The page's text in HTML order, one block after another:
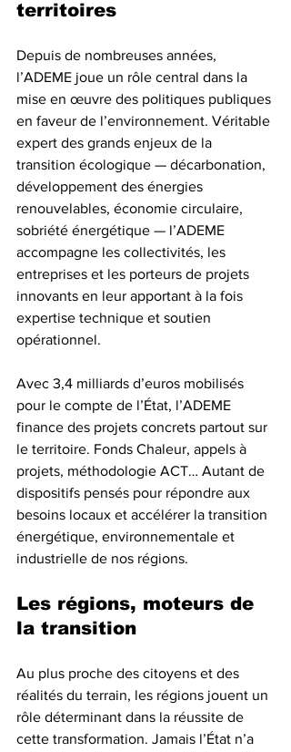
territoires
Depuis de nombreuses années,
l’ADEME joue un rôle central dans la
mise en œuvre des politiques publiques
en faveur de l’environnement. Véritable
expert des grands enjeux de la
transition écologique — décarbonation,
développement des énergies
renouvelables, économie circulaire,
sobriété énergétique — l’ADEME
accompagne les collectivités, les
entreprises et les porteurs de projets
innovants en leur apportant à la fois
expertise technique et soutien
opérationnel.
Avec 3,4 milliards d’euros mobilisés
pour le compte de l’État, l’ADEME
finance des projets concrets partout sur
le territoire. Fonds Chaleur, appels à
projets, méthodologie ACT… Autant de
dispositifs pensés pour répondre aux
besoins locaux et accélérer la transition
énergétique, environnementale et
industrielle de nos régions.
Les régions, moteurs de
la transition
Au plus proche des citoyens et des
réalités du terrain, les régions jouent un
rôle déterminant dans la réussite de
cette transformation. Jamais l’État n’a